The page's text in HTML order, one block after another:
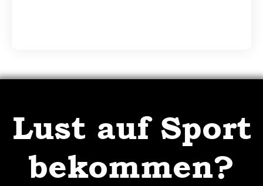
Lust auf Sport
bekommen?